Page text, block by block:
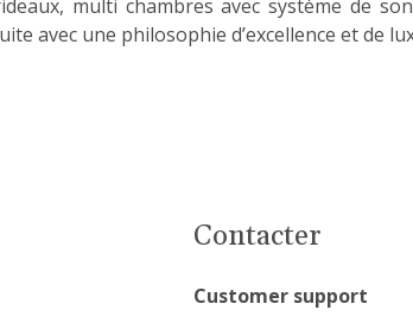
multi chambres avec système de
avec une philosophie d’excellence et de
Contacter
Customer support